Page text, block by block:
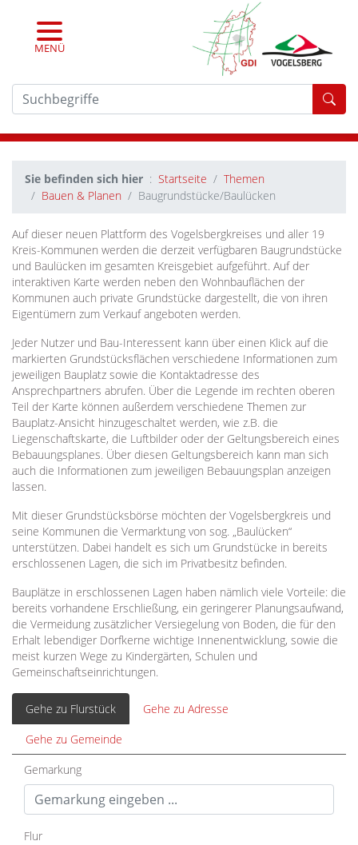
MENÜ
Sie befinden sich hier Startseite
Themen
Bauen & Planen
Baugrundstücke/Baulücken
Auf dieser neuen Plattform des Vogelsbergkreises und aller 19
Kreis-Kommunen werden die derzeit verfügbaren Baugrundstücke
und Baulücken im gesamten Kreisgebiet aufgeführt. Auf der
interaktiven Karte werden neben den Wohnbauflächen der
Kommunen auch private Grundstücke dargestellt, die von ihren
Eigentümern zum Verkauf angeboten werden.
Jeder Nutzer und Bau-Interessent kann über einen Klick auf die
markierten Grundstücksflächen verschiedene Informationen zum
jeweiligen Bauplatz sowie die Kontaktadresse des
Ansprechpartners abrufen. Über die Legende im rechten oberen
Teil der Karte können außerdem verschiedene Themen zur
Bauplatz-Ansicht hinzugeschaltet werden, wie z.B. die
Liegenschaftskarte, die Luftbilder oder der Geltungsbereich eines
Bebauungsplanes. Über diesen Geltungsbereich kann man sich
auch die Informationen zum jeweiligen Bebauungsplan anzeigen
lassen.
Mit dieser Grundstücksbörse möchten der Vogelsbergkreis und
seine Kommunen die Vermarktung von sog. „Baulücken“
unterstützen. Dabei handelt es sich um Grundstücke in bereits
erschlossenen Lagen, die sich im Privatbesitz befinden.
Bauplätze in erschlossenen Lagen haben nämlich viele Vorteile: die
bereits vorhandene Erschließung, ein geringerer Planungsaufwand,
die Vermeidung zusätzlicher Versiegelung von Boden, die für den
Erhalt lebendiger Dorfkerne wichtige Innenentwicklung, sowie die
meist kurzen Wege zu Kindergärten, Schulen und
Gemeinschaftseinrichtungen.
Gehe zu Flurstück
Gehe zu Adresse
Gehe zu Gemeinde
Gemarkung
Flur